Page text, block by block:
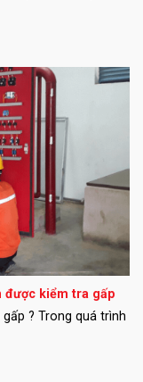
được kiểm tra gấp
? Trong quá trình